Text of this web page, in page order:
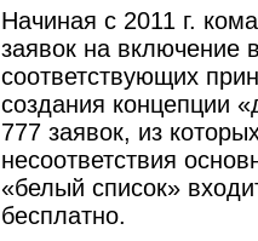
Начиная с 2011 г.
заявок на включение
соответствующих
создания концепции
777 заявок, из
несоответствия
«белый список»
бесплатно.